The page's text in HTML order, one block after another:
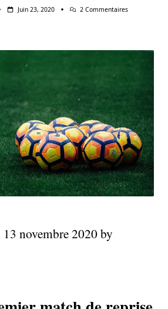
Juin 23, 2020 2 CommentairesSur
Retour
novembre 2020 by